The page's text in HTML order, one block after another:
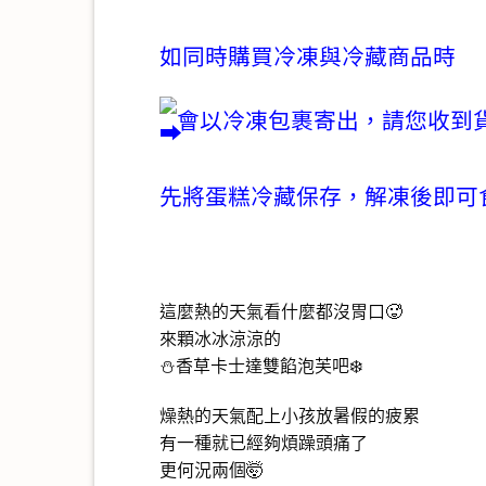
如同時購買冷凍與冷藏商品時
會以冷凍包裹寄出，請您收到
先將蛋糕冷藏保存，解凍後即可
這麼熱的天氣看什麼都沒胃口🥵
來顆冰冰涼涼的
⛄️香草卡士達雙餡泡芙吧❄️
燥熱的天氣配上小孩放暑假的疲累
有一種就已經夠煩躁頭痛了
更何況兩個🤯